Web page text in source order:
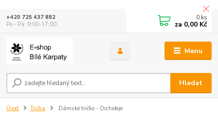
Menu
Hledat
+420 725 437 882
Po - Pá: 9:00-17:00
0 ks
za 0,00 Kč
Úvod Trička Dámské tričko - Orchideje